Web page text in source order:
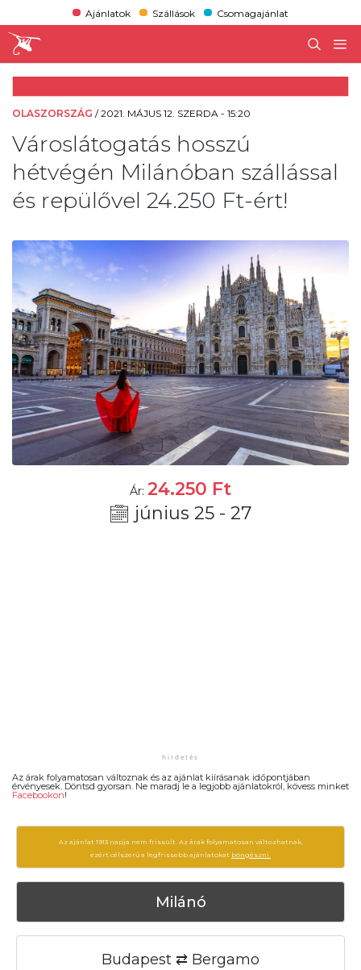
Ajánlatok Szállások Csomagajánlat
OLASZORSZÁG /2021. MÁJUS 12. SZERDA - 15:20
Városlátogatás hosszú
hétvégén Milánóban szállással
és repülővel 24.250 Ft-ért!
Ár: 24.250 Ft
június 25 - 27
Az árak folyamatosan változnak és az ajánlat kiírásanak időpontjában
érvényesek. Döntsd gyorsan. Ne maradj le a legjobb ajánlatokról, kövess minket
Facebookon!
Az ajánlat 1913 napja nem frissült. Az árak folyamatosan változhatnak,
ezért célszerű a legfrissebb ajánlatokat böngészni.
Milánó
Budapest ⇄ Bergamo